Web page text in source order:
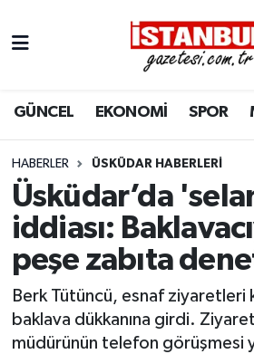
GÜNCEL EKONOMİ SPOR
HABERLER ÜSKÜDAR HABERLERI
Üsküdar’da
iddiası:
peşe zabıta
Berk Tütüncü, esnaf ziyaretleri
baklava dükkanına girdi. Ziyaret
müdürünün telefon görüşmesi
EKONOMİ
İSTANBUL
DÜNYA
SPOR
MAGAZİN
KÜLTÜR SANAT
Nöbetçi Eczaneler
Hava Durumu
Trafik Durumu
Süper Lig Puan Durumu ve
Tüm Manşetler
Son Dakika Haberleri
Haber Arşivi